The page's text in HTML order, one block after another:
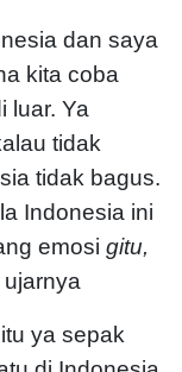
dan saya
kita coba
luar. Ya
tidak
tidak bagus.
Indonesia ini
emosi gitu,
ya sepak